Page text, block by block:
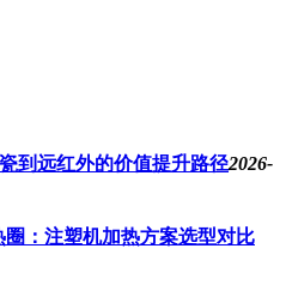
到远红外的价值提升路径2026-
圈：注塑机加热方案选型对比